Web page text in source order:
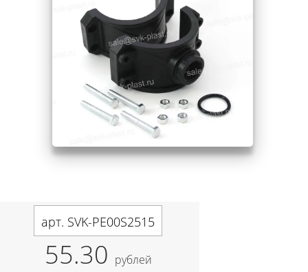
арт. SVK-PE00S2515
55.30 рублей